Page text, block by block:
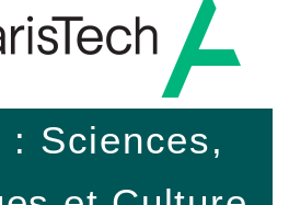
: Sciences,